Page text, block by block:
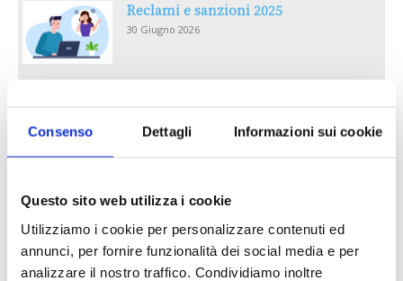
Consenso Dettagli Informazioni sui cookie
Questo sito web utilizza i cookie
Utilizziamo i cookie per personalizzare contenuti ed
annunci, per fornire funzionalità dei social media e per
analizzare il nostro traffico. Condividiamo inoltre
Reclami e sanzioni 2025
30 Giugno 2026
30 Giugno 2026
30 Giugno 2026
PREMI 2025. I TOP TEN